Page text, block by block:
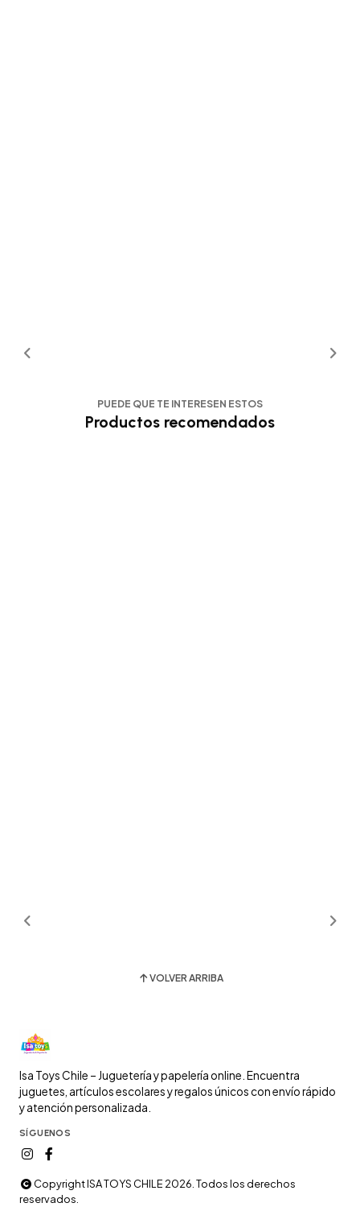
PUEDE QUE TE INTERESEN ESTOS
Productos recomendados
VOLVER ARRIBA
Isa Toys Chile – Juguetería y papelería online. Encuentra
juguetes, artículos escolares y regalos únicos con envío rápido
y atención personalizada.
SÍGUENOS
Copyright ISA TOYS CHILE 2026. Todos los derechos
reservados.